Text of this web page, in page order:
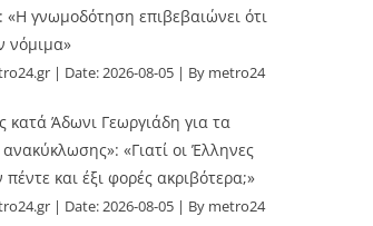
«Η γνωμοδότηση επιβεβαιώνει ότι
νόμιμα»
Date: 2026-08-05 By metro24
κατά Άδωνι Γεωργιάδη για τα
ανακύκλωσης»: «Γιατί οι Έλληνες
και έξι φορές ακριβότερα;»
Date: 2026-08-05 By metro24